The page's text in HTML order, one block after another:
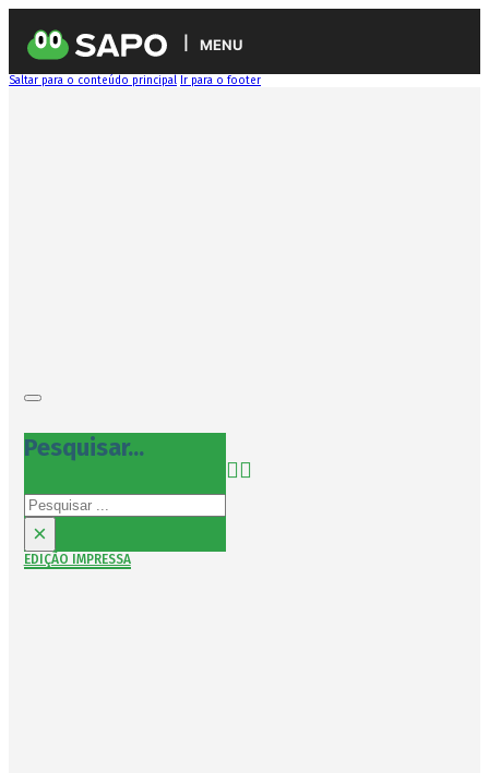
MENU
Saltar para o conteúdo principal Ir para o footer
Pesquisar...
Pesquisar
×
EDIÇÃO IMPRESSA